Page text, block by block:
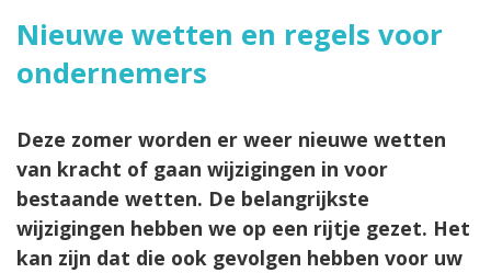
Nieuwe wetten en regels voor
ondernemers
Deze zomer worden er weer nieuwe wetten
van kracht of gaan wijzigingen in voor
bestaande wetten. De belangrijkste
wijzigingen hebben we op een rijtje gezet. Het
kan zijn dat die ook gevolgen hebben voor uw